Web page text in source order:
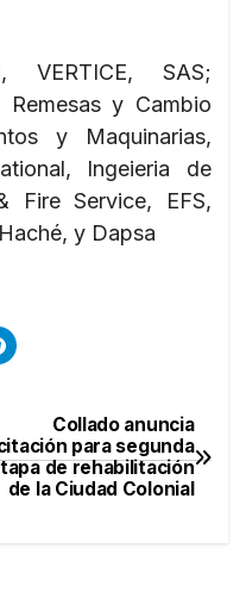
VERTICE, SAS;
Remesas y Cambio
y Maquinarias,
Ingeieria de
Fire Service, EFS,
y Dapsa
Collado anuncia
para segunda
de rehabilitación
de la Ciudad Colonial